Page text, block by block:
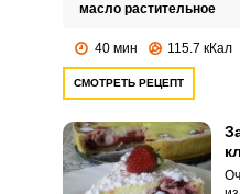
масло растительное
40 мин 115.7 кКал
СМОТРЕТЬ РЕЦЕПТ